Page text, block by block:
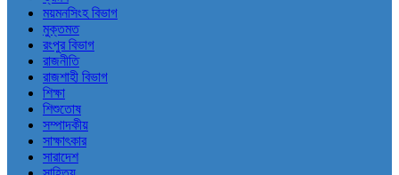
ময়মনসিংহ বিভাগ
মুক্তমত
রংপুর বিভাগ
রাজনীতি
রাজশাহী বিভাগ
শিক্ষা
শিশুতোষ
সম্পাদকীয়
সাক্ষাৎকার
সারাদেশ